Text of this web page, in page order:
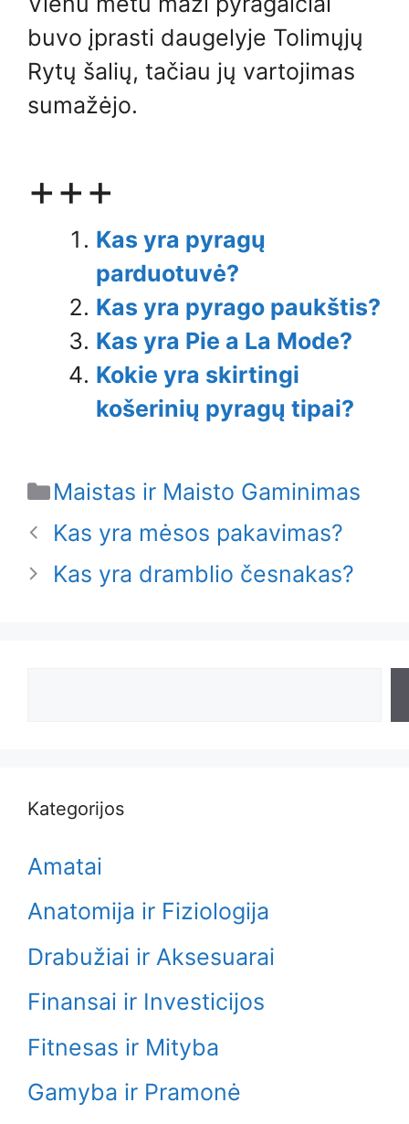
buvo įprasti daugelyje Tolimųjų
Rytų šalių, tačiau jų vartojimas
sumažėjo.
+++
Kas yra pyragų
parduotuvė?
Kas yra pyrago paukštis?
Kas yra Pie a La Mode?
Kokie yra skirtingi
košerinių pyragų tipai?
Categories
Maistas ir Maisto Gaminimas
Kas yra mėsos pakavimas?
Kas yra dramblio česnakas?
Kategorijos
Amatai
Anatomija ir Fiziologija
Drabužiai ir Aksesuarai
Finansai ir Investicijos
Fitnesas ir Mityba
Gamyba ir Pramonė